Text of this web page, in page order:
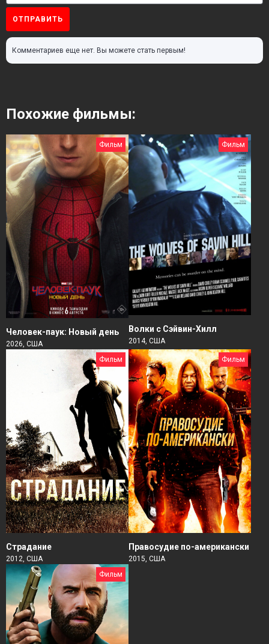
ОТПРАВИТЬ
Комментариев еще нет. Вы можете стать первым!
Похожие фильмы:
Фильм
Человек-паук: Новый день
2026, США
Фильм
Волки с Сэйвин-Хилл
2014, США
Фильм
Страдание
2012, США
Фильм
Правосудие по-американски
2015, США
Фильм